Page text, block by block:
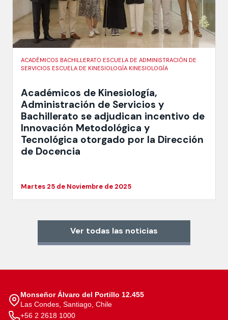
ACADÉMICOS BACHILLERATO ESCUELA DE ADMINISTRACIÓN DE
SERVICIOS ESCUELA DE KINESIOLOGÍA KINESIOLOGÍA
Académicos de Kinesiología,
Administración de Servicios y
Bachillerato se adjudican incentivo de
Innovación Metodológica y
Tecnológica otorgado por la Dirección
de Docencia
Martes 25 de Noviembre de 2025
Ver todas las noticias
Monseñor Álvaro del Portillo 12.455
Las Condes, Santiago, Chile
+56 2 2618 1000